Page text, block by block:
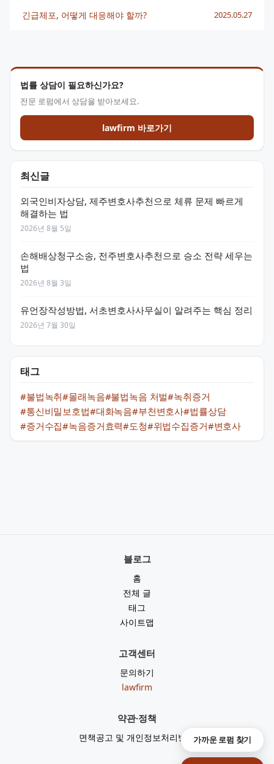
법률 상담이 필요하신가요?
전문 로펌에서 상담을 받아보세요.
lawfirm 바로가기
최신글
외국인비자상담, 제주변호사추천으로 체류 문제 빠르게
해결하는 법
2026년 8월 5일
손해배상청구소송, 전주변호사추천으로 승소 전략 세우는
법
2026년 8월 3일
유언장작성방법, 서초변호사사무실이 알려주는 핵심 정리
2026년 7월 30일
태그
#불법녹취#몰래녹음#불법녹음 처벌#녹취증거
#통신비밀보호법#대화녹음#부천변호사#법률상담
#증거수집#녹음증거효력#도청#위법수집증거#변호사
긴급체포, 어떻게 대응해야 할까? 2025.05.27
블로그
홈
전체 글
태그
사이트맵
고객센터
문의하기
lawfirm
약관·정책
면책공고 및 개인정보처리방침가까운 로펌 찾기